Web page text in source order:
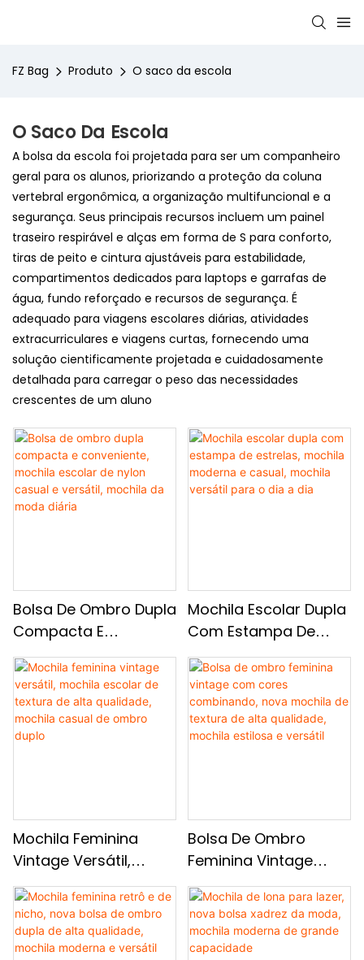
FZ Bag Produto O saco da escola
O Saco Da Escola
A bolsa da escola foi projetada para ser um companheiro
geral para os alunos, priorizando a proteção da coluna
vertebral ergonômica, a organização multifuncional e a
segurança. Seus principais recursos incluem um painel
traseiro respirável e alças em forma de S para conforto,
tiras de peito e cintura ajustáveis ​​para estabilidade,
compartimentos dedicados para laptops e garrafas de
água, fundo reforçado e recursos de segurança. É
adequado para viagens escolares diárias, atividades
extracurriculares e viagens curtas, fornecendo uma
solução cientificamente projetada e cuidadosamente
detalhada para carregar o peso das necessidades
crescentes de um aluno
Bolsa De Ombro Dupla
Compacta E
Conveniente, Mochila
Escolar De Nylon
Casual E Versátil,
Mochila Da Moda
Diária
Mochila Escolar Dupla
Com Estampa De
Estrelas, Mochila
Moderna E Casual,
Mochila Versátil Para
O Dia A Dia
Mochila Feminina
Vintage Versátil,
Mochila Escolar De
Textura De Alta
Qualidade, Mochila
Casual De Ombro
Bolsa De Ombro
Feminina Vintage
Com Cores
Combinando, Nova
Mochila De Textura De
Alta Qualidade,